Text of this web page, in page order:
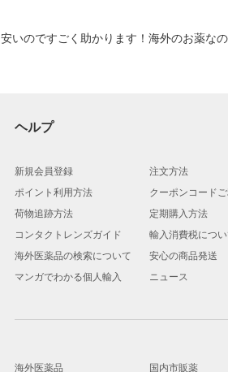
安いのですごく助かります！海外のお薬な
ヘルプ
新規会員登録 注文方法
ポイント利用方法
クーポンコード
荷物追跡方法
定期購入方法
コンタクトレンズガイド
輸入消費税につ
海外医薬品の検索について
安心の商品発送
マンガでわかる個人輸入
ニュース
海外医薬品 国内市販薬